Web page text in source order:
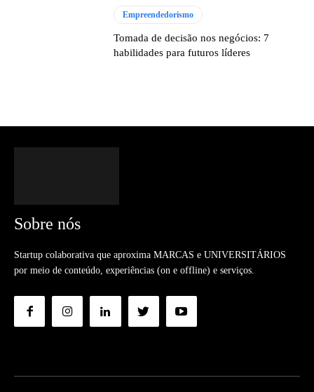
Empreendedorismo
Tomada de decisão nos negócios: 7
habilidades para futuros líderes
Sobre nós
Startup colaborativa que aproxima MARCAS e UNIVERSITÁRIOS
por meio de conteúdo, experiências (on e offline) e serviços.